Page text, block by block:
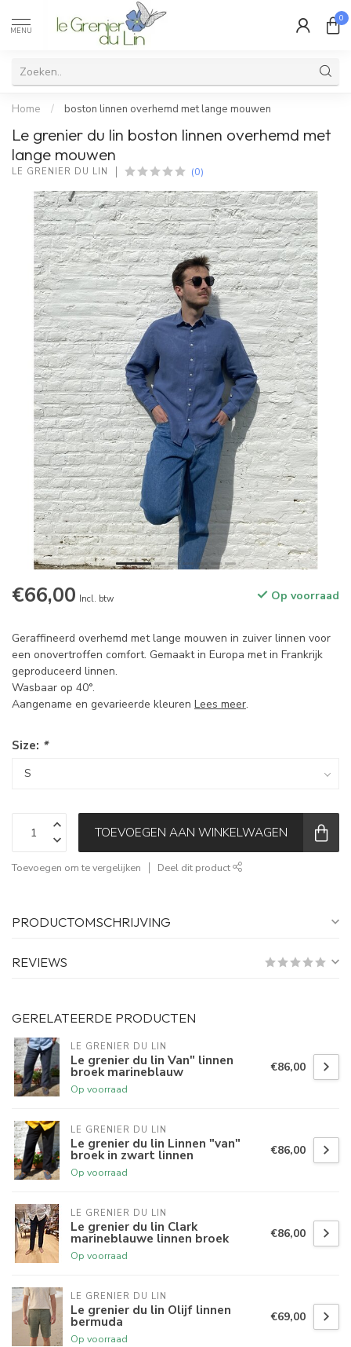
MENU
0
Home / boston linnen overhemd met lange mouwen
Le grenier du lin boston linnen overhemd met
lange mouwen
LE GRENIER DU LIN (0)
€66,00 Incl. btw Op voorraad
Geraffineerd overhemd met lange mouwen in zuiver linnen voor
een onovertroffen comfort. Gemaakt in Europa met in Frankrijk
geproduceerd linnen.
Wasbaar op 40°.
Aangename en gevarieerde kleuren Lees meer.
Size: *
TOEVOEGEN AAN WINKELWAGEN
Toevoegen om te vergelijken Deel dit product
PRODUCTOMSCHRIJVING
REVIEWS
GERELATEERDE PRODUCTEN
LE GRENIER DU LIN
Le grenier du lin Van" linnen
broek marineblauw
Op voorraad
€86,00
LE GRENIER DU LIN
Le grenier du lin Linnen "van"
broek in zwart linnen
Op voorraad
€86,00
LE GRENIER DU LIN
Le grenier du lin Clark
marineblauwe linnen broek
Op voorraad
€86,00
LE GRENIER DU LIN
Le grenier du lin Olijf linnen
bermuda
Op voorraad
€69,00